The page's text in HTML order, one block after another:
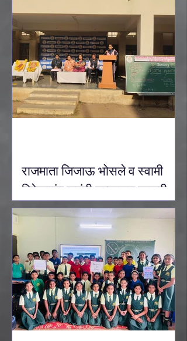
राजमाता जिजाऊ भोसले व स्वामी
विवेकानंद जयंती उत्साहात साजरी
करण्यात आली.